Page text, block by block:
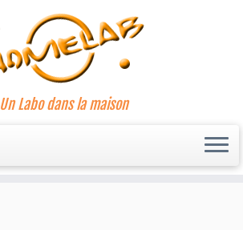
Un Labo dans la maison